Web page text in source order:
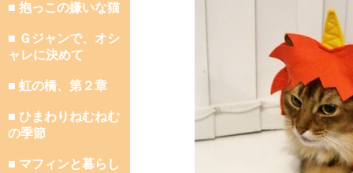
■ 抱っこの嫌いな猫
■ Ｇジャンで、オシ
ャレに決めて
■ 虹の橋、第２章
■ ひまわりねむねむ
の季節
■ マフィンと暮らし